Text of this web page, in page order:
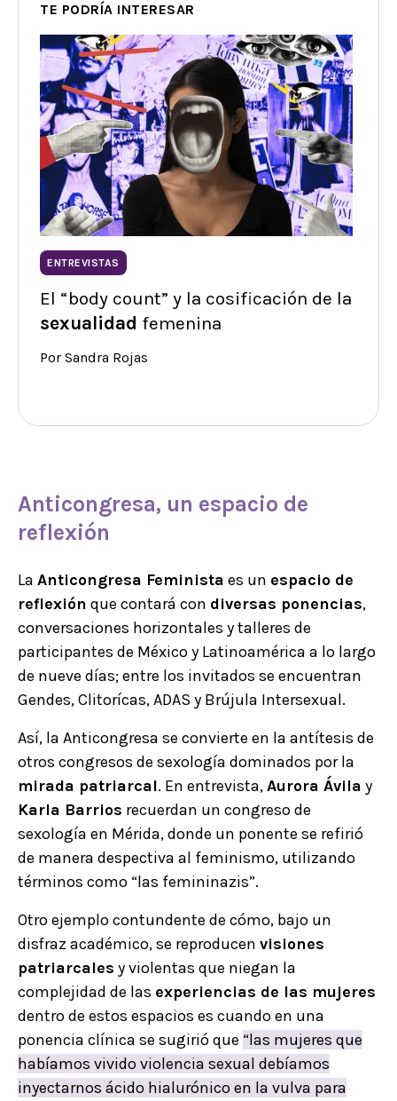
TE PODRÍA INTERESAR
ENTREVISTAS
El “body count” y la cosificación de la
sexualidad femenina
Por Sandra Rojas
Anticongresa, un espacio de
reflexión
La Anticongresa Feminista es un espacio de
reflexión que contará con diversas ponencias,
conversaciones horizontales y talleres de
participantes de México y Latinoamérica a lo largo
de nueve días; entre los invitados se encuentran
Gendes, Clitorícas, ADAS y Brújula Intersexual.
Así, la Anticongresa se convierte en la antítesis de
otros congresos de sexología dominados por la
mirada patriarcal. En entrevista,Aurora Ávila y
Karla Barrios recuerdan un congreso de
sexología en Mérida, donde un ponente se refirió
de manera despectiva al feminismo, utilizando
términos como “las femininazis”.
Otro ejemplo contundente de cómo, bajo un
disfraz académico, se reproducen visiones
patriarcales y violentas que niegan la
complejidad de las experiencias de las mujeres
dentro de estos espacios es cuando en una
ponencia clínica se sugirió que “las mujeres que
habíamos vivido violencia sexual debíamos
inyectarnos ácido hialurónico en la vulva para